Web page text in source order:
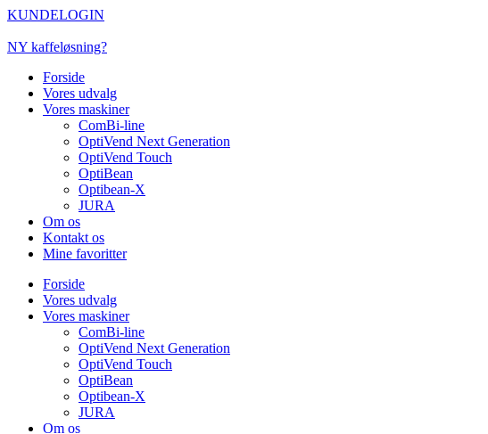
Videre
indhold
KUNDELOGIN
NY kaffeløsning?
Forside
Vores udvalg
Vores maskiner
ComBi-line
OptiVend Next Generation
OptiVend Touch
OptiBean
Optibean-X
JURA
Om os
Kontakt os
Mine favoritter
Forside
Vores udvalg
Vores maskiner
ComBi-line
OptiVend Next Generation
OptiVend Touch
OptiBean
Optibean-X
JURA
Om os